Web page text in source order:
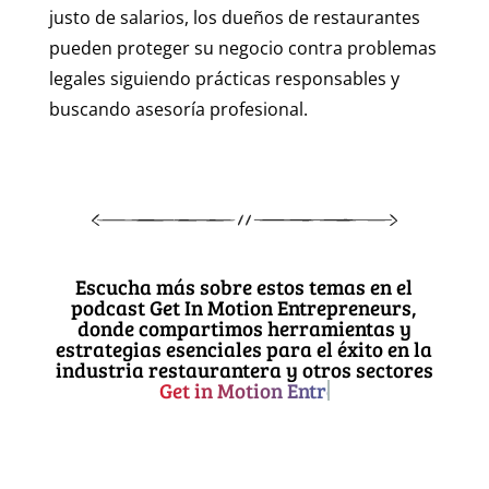
justo de salarios, los dueños de restaurantes
pueden proteger su negocio contra problemas
legales siguiendo prácticas responsables y
buscando asesoría profesional.
Escucha más sobre estos temas en el
podcast Get In Motion Entrepreneurs,
donde compartimos herramientas y
estrategias esenciales para el éxito en la
industria restaurantera y otros sectores
Get in Motion Entrepreneurs